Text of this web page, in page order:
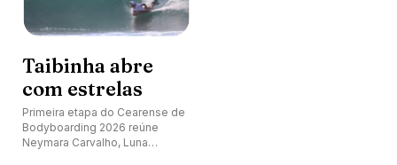
Taibinha abre
com estrelas
Primeira etapa do Cearense de
Bodyboarding 2026 reúne
Neymara Carvalho, Luna